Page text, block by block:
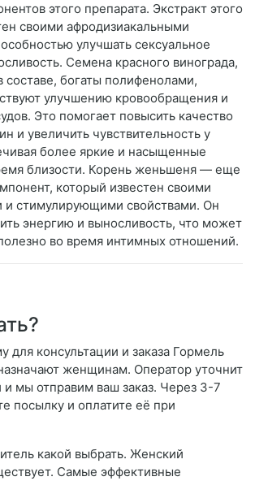
этого препарата. Экстракт этого
своими афродизиакальными
улучшать сексуальное
Семена красного винограда,
богаты полифенолами,
улучшению кровообращения и
Это помогает повысить качество
и увеличить чувствительность у
более яркие и насыщенные
близости. Корень женьшеня — еще
который известен своими
стимулирующими свойствами. Он
энергию и выносливость, что может
во время интимных отношений.
для консультации и заказа Гормель
женщинам. Оператор уточнит
и мы отправим ваш заказ. Через 3-7
посылку и оплатите её при
какой выбрать. Женский
Самые эффективные